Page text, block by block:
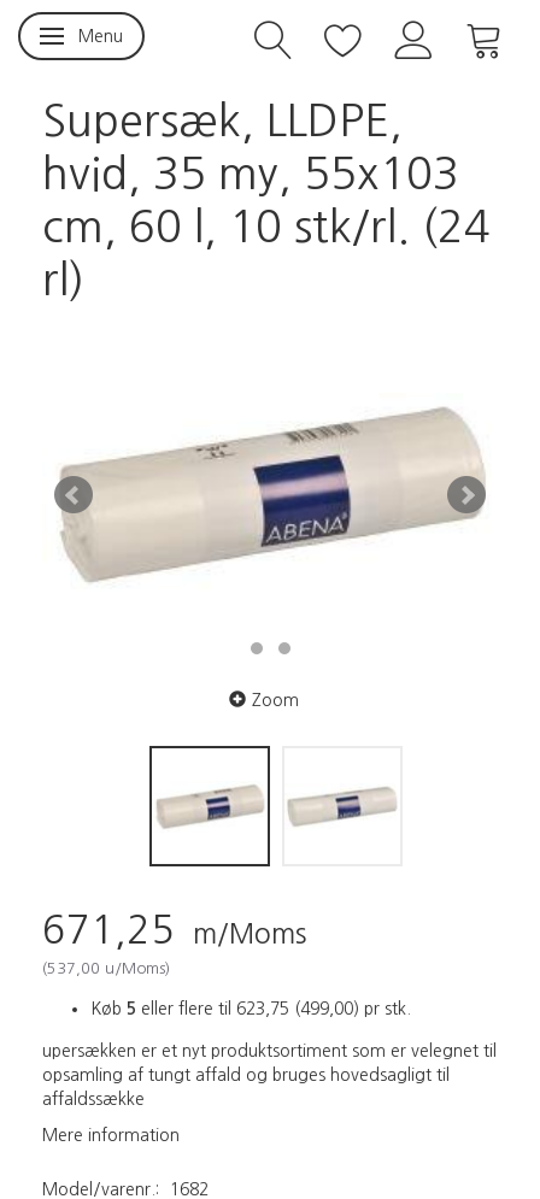
Skifte navigation
Menu
Supersæk, LLDPE,
hvid, 35 my, 55x103
cm, 60 l, 10 stk/rl. (24
rl)
Zoom
671,25 m/Moms
(537,00 u/Moms)
Køb 5 eller flere til 623,75 (499,00) pr stk.
upersækken er et nyt produktsortiment som er velegnet til
opsamling af tungt affald og bruges hovedsagligt til
affaldssække
Mere information
Model/varenr.: 1682